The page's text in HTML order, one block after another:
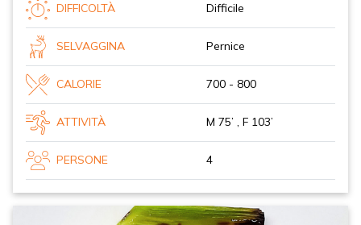
DIFFICOLTÀ Difficile
SELVAGGINA Pernice
CALORIE 700 - 800
ATTIVITÀ M 75’ , F 103’
PERSONE 4